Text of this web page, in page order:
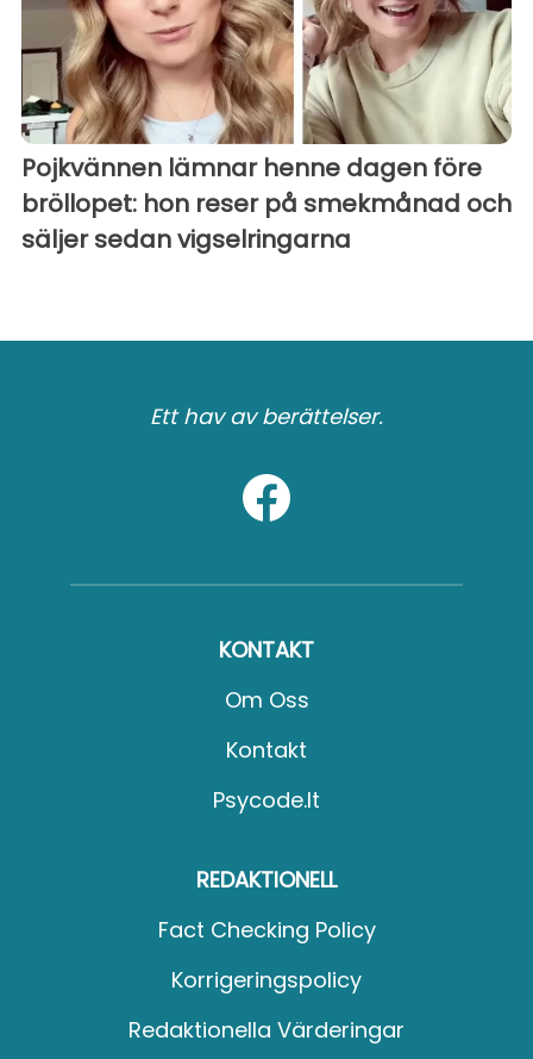
Pojkvännen lämnar henne dagen före
bröllopet: hon reser på smekmånad och
säljer sedan vigselringarna
Ett hav av berättelser.
KONTAKT
Om Oss
Kontakt
Psycode.it
REDAKTIONELL
Fact Checking Policy
Korrigeringspolicy
Redaktionella Värderingar